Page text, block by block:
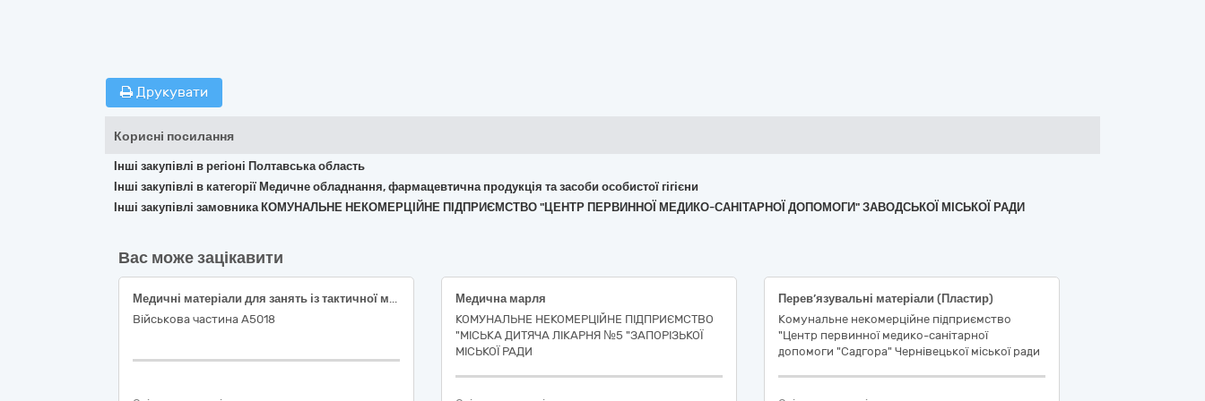
Друкувати
Корисні посилання
Інші закупівлі в регіоні Полтавська область
Інші закупівлі в категорії Медичне обладнання, фармацевтична продукція та засоби особистої гігієни
Інші закупівлі замовника КОМУНАЛЬНЕ НЕКОМЕРЦІЙНЕ ПІДПРИЄМСТВО "ЦЕНТР ПЕРВИННОЇ МЕДИКО-САНІТАРНОЇ ДОПОМОГИ" ЗАВОДСЬКОЇ МІСЬКОЇ РАДИ
Вас може зацікавити
Медичні матеріали для занять із тактичної медицини (згідно коду ДК 021:2015: 33140000-3 — Медичні матеріали)
Військова частина А5018
Медична марля
КОМУНАЛЬНЕ НЕКОМЕРЦІЙНЕ ПІДПРИЄМСТВО
"МІСЬКА ДИТЯЧА ЛІКАРНЯ №5 "ЗАПОРІЗЬКОЇ
МІСЬКОЇ РАДИ
Перев’язувальні матеріали (Пластир)
Комунальне некомерційне підприємство
"Центр первинної медико-санітарної
допомоги "Садгора" Чернівецької міської ради